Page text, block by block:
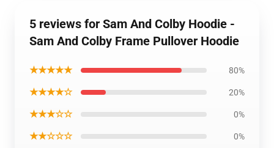
5 reviews for Sam And Colby Hoodie -
Sam And Colby Frame Pullover Hoodie
★★★★★ 80%
★★★★☆ 20%
★★★☆☆ 0%
★★☆☆☆ 0%